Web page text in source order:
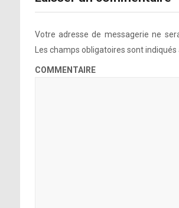
Votre adresse de messagerie ne
Les champs obligatoires sont indiqués
COMMENTAIRE